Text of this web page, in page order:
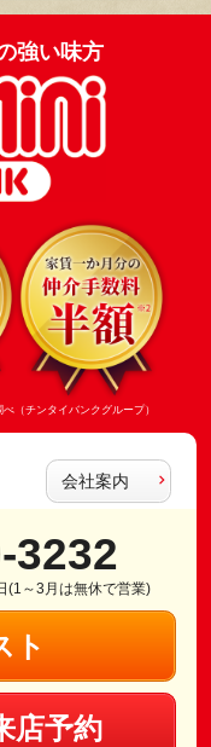
強い味方
（チンタイバンクグループ）
会社案内
3232
(1～3月は無休で営業)
ト
店予約